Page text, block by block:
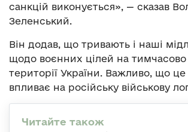
санкцій виконується», — сказав
Зеленський.
Він додав, що тривають і наші
щодо воєнних цілей на тимчасово
території України. Важливо, що це
впливає на російську військову